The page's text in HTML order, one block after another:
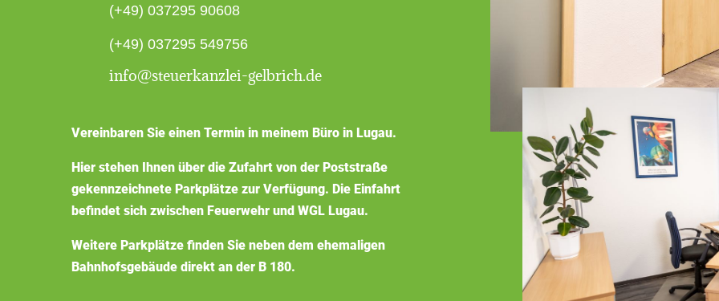
(+49) 037295 90608
(+49) 037295 549756
info@steuerkanzlei-gelbrich.de
Vereinbaren Sie einen Termin in meinem Büro in Lugau.
Hier stehen Ihnen über die Zufahrt von der Poststraße
gekennzeichnete Parkplätze zur Verfügung. Die Einfahrt
befindet sich zwischen Feuerwehr und WGL Lugau.
Weitere Parkplätze finden Sie neben dem ehemaligen
Bahnhofsgebäude direkt an der B 180.